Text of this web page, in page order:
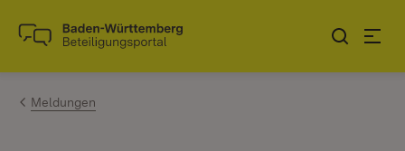
Zum Inhalt springen
Link zur Startseite
Meldungen